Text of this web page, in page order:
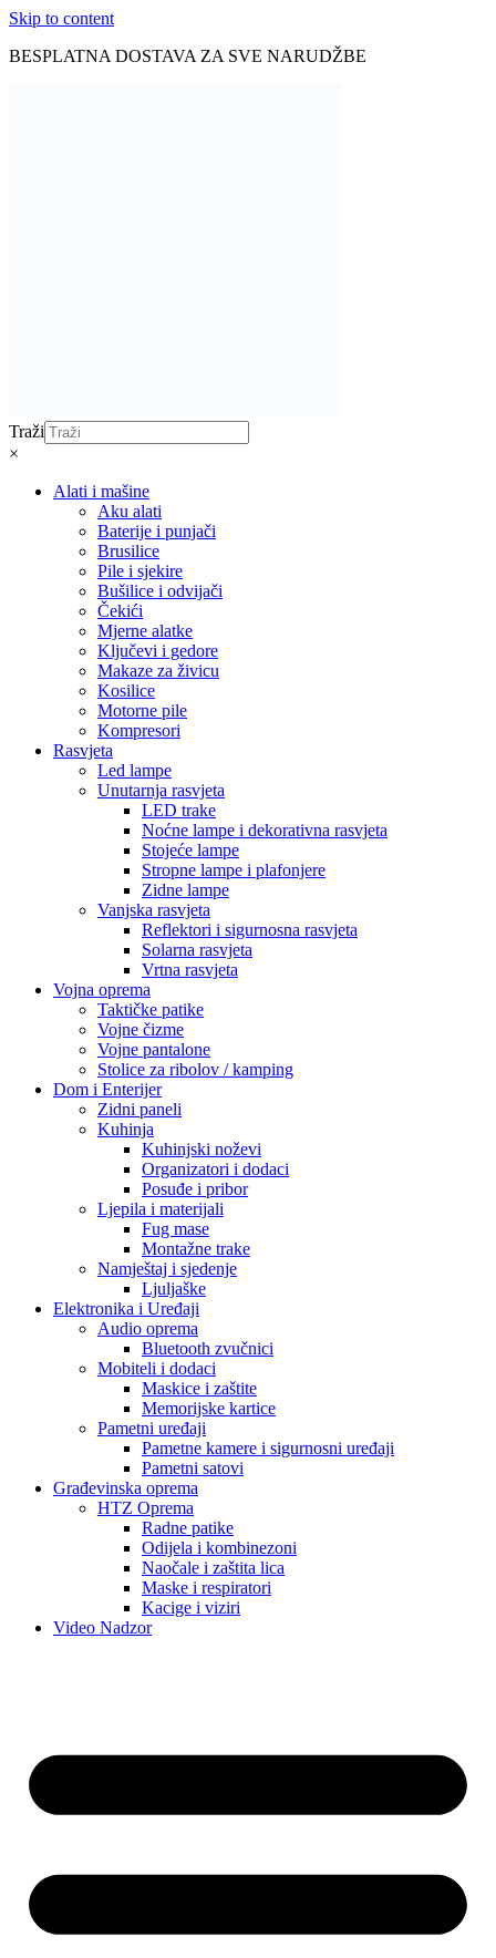
Skip to content
BESPLATNA DOSTAVA ZA SVE NARUDŽBE
Rasvjeta
LED trake
Noćne lampe i dekorativna rasvjeta
Stojeće lampe
Stropne lampe i plafonjere
Zidne lampe
Vanjska rasvjeta
Reflektori i sigurnosna rasvjeta
Solarna rasvjeta
Vrtna rasvjeta
Vojna oprema
Taktičke patike
Vojne čizme
Vojne pantalone
Stolice za ribolov / kamping
Dom i Enterijer
Zidni paneli
Kuhinja
Kuhinjski noževi
Organizatori i dodaci
Posuđe i pribor
Ljepila i materijali
Fug mase
Montažne trake
Namještaj i sjedenje
Ljuljaške
Elektronika i Uređaji
Audio oprema
Bluetooth zvučnici
Mobiteli i dodaci
Maskice i zaštite
Memorijske kartice
Pametni uređaji
Pametne kamere i sigurnosni uređaji
Pametni satovi
Građevinska oprema
HTZ Oprema
Radne patike
Odijela i kombinezoni
Naočale i zaštita lica
Maske i respiratori
Kacige i viziri
Video Nadzor